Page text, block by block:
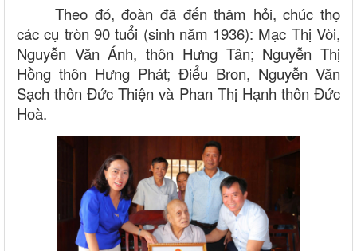
Theo đó, đoàn đã đến thăm hỏi, chúc thọ
các cụ tròn 90 tuổi (sinh năm 1936): Mạc Thị Vòi,
Nguyễn Văn Ánh, thôn Hưng Tân; Nguyễn Thị
Hồng thôn Hưng Phát; Điểu Bron, Nguyễn Văn
Sạch thôn Đức Thiện và Phan Thị Hạnh thôn Đức
Hoà.